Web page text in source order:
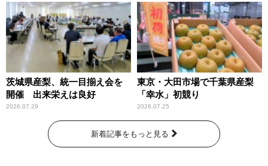
～」放送
茨城県産梨、統一目揃え会を
開催 出来栄えは良好
2026.07.29
東京・大田市場で千葉県産梨
「幸水」初競り
2026.07.25
新着記事をもっと見る